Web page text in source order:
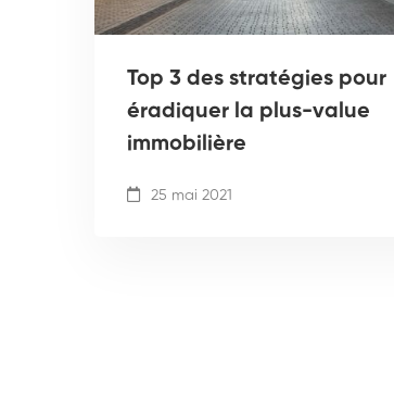
Top 3 des stratégies pour
éradiquer la plus-value
immobilière
25 mai 2021